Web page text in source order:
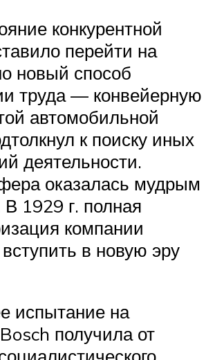
конкурентной
перейти на
новый способ
труда — конвейерную
автомобильной
к поиску иных
деятельности.
оказалась мудрым
1929 г. полная
компании
в новую эру
испытание на
получила от